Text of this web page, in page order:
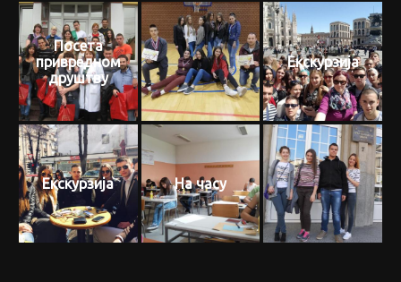
Посета
привредном
друштву
Екскурзија
Екскурзија На часу